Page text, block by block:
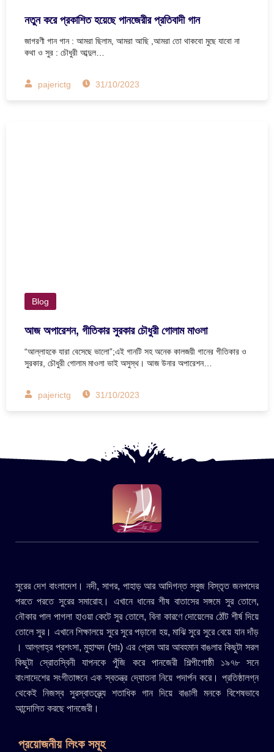
নতুন করে প্রকাশিত হয়েছে পানজেরীর প্রতিবাদী গান
জাগরণী গান গান : আমরা ছিলাম, আমরা আছি ,আমরা তো থাকবো মুছে যাবো না
কথা ও সুর : চৌধুরী আব্দুল…
pajerictg 31/10/2023
Blog
আজ অপারেশন, গীতিকার সুরকার চৌধুরী গোলাম মাওলা
“আল্লাহকে যারা বেসেছে ভালো”;এই গানটি সহ অনেক কালজয়ী গানের গীতিকার ও
সুরকার, চৌধুরী গোলাম মাওলা ভাই অসুস্থ। আজ উনার অপারেশন…
pajerictg 31/10/2023
সুরের দেশ বাংলাদেশ। নদী, সাগর, পাহাড় আর আদিগন্ত সবুজ বিস্তৃত জনপদের
পরতে পরতে সুরের সমারোহ। এখানে ধানের শীষ বাতাসের সঙ্গমে সুর তোলে,
নৌকার পাল পাগলা হাওয়া কেটে সুর তোলে, বিনা কারণে দোয়েলের ঠোঁট শীর্ষ দিয়ে
তোলে সুর। এখানে শিক্ষালয়ে সুরে সুরে পড়ানো হয়, মাঝি সুরে সুরে বেয়ে যান দাঁড়
। আল্লাহ্র প্রশংসা, মুহাম্মদ (সাঃ) এর প্রেম আর আবহমান বাঙলার কিছুটা সরল
কিছুটা স্রোতস্বিনী যাপনকে পুঁজি করে পানজেরী শিল্পীগোষ্ঠী ১৯৭৮ সনে
বাংলাদেশের সংগীতাঙ্গনে এক স্বতন্ত্র দ্যোতনা নিয়ে পদার্পন করে। প্রতিষ্ঠালগ্ন
থেকেই নিজস্ব সুরস্বাতন্ত্র্যে শতাধিক গান দিয়ে বাঙালী মনকে বিশেষভাবে
আন্দোলিত করছে পানজেরী।
প্রয়োজনীয় লিংক সমূহ